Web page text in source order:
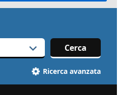
Cerca
Ricerca avanzata